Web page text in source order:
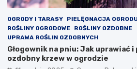
OGRODY I TARASY PIELĘGNACJA OGRODU
ROŚLINY OGRODOWE
ROŚLINY OZDOBNE
UPRAWA ROŚLIN OZDOBNYCH
Głogownik na pniu: Jak uprawiać
ozdobny krzew w ogrodzie